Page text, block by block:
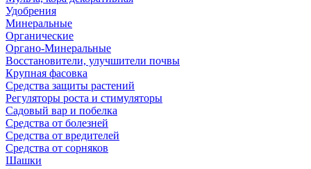
Удобрения
Минеральные
Органические
Органо-Минеральные
Восстановители, улучшители почвы
Крупная фасовка
Средства защиты растений
Регуляторы роста и стимуляторы
Садовый вар и побелка
Средства от болезней
Средства от вредителей
Средства от сорняков
Шашки